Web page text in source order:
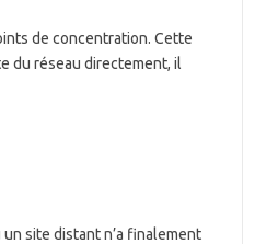
de concentration. Cette
du réseau directement, il
site distant n’a finalement